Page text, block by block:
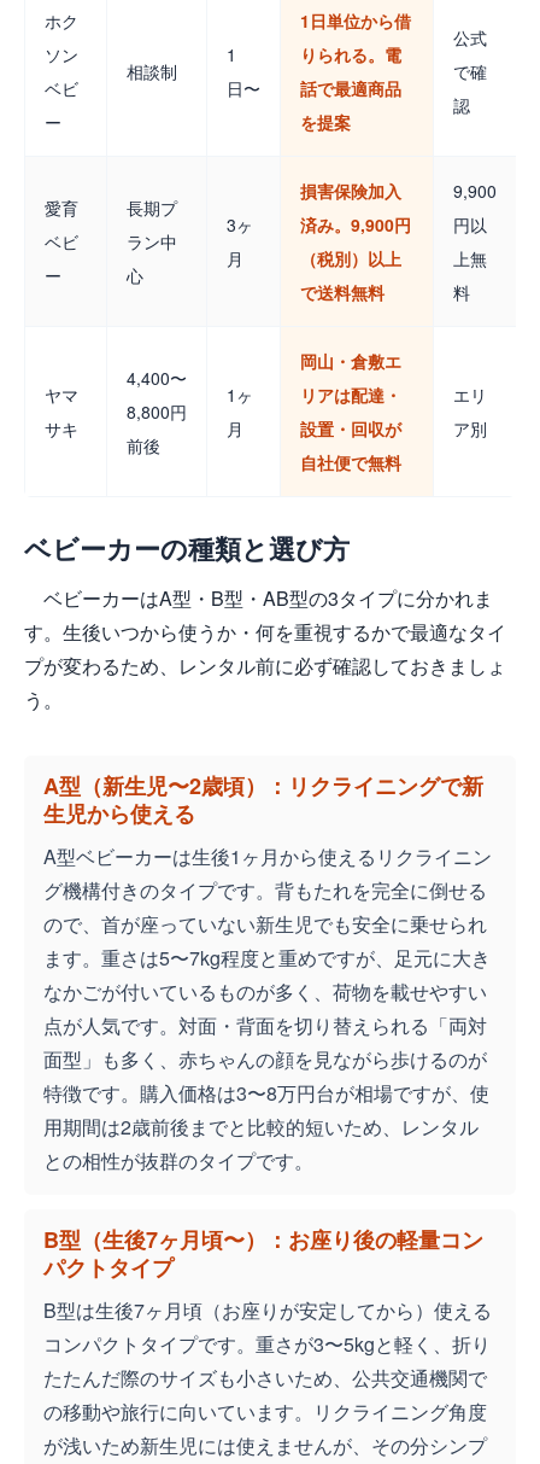
ホク
ソン
ベビ
ー
相談制
1
日〜
1日単位から借
りられる。電
話で最適商品
を提案
公式
で確
認
愛育
ベビ
ー
長期プ
ラン中
心
3ヶ
月
損害保険加入
済み。9,900円
（税別）以上
で送料無料
9,900
円以
上無
料
ヤマ
サキ
4,400〜
8,800円
前後
1ヶ
月
岡山・倉敷エ
リアは配達・
設置・回収が
自社便で無料
エリ
ア別
ベビーカーの種類と選び方
ベビーカーはA型・B型・AB型の3タイプに分かれま
す。生後いつから使うか・何を重視するかで最適なタイ
プが変わるため、レンタル前に必ず確認しておきましょ
う。
A型（新生児〜2歳頃）：リクライニングで新
生児から使える
A型ベビーカーは生後1ヶ月から使えるリクライニン
グ機構付きのタイプです。背もたれを完全に倒せる
ので、首が座っていない新生児でも安全に乗せられ
ます。重さは5〜7kg程度と重めですが、足元に大き
なかごが付いているものが多く、荷物を載せやすい
点が人気です。対面・背面を切り替えられる「両対
面型」も多く、赤ちゃんの顔を見ながら歩けるのが
特徴です。購入価格は3〜8万円台が相場ですが、使
用期間は2歳前後までと比較的短いため、レンタル
との相性が抜群のタイプです。
B型（生後7ヶ月頃〜）：お座り後の軽量コン
パクトタイプ
B型は生後7ヶ月頃（お座りが安定してから）使える
コンパクトタイプです。重さが3〜5kgと軽く、折り
たたんだ際のサイズも小さいため、公共交通機関で
の移動や旅行に向いています。リクライニング角度
が浅いため新生児には使えませんが、その分シンプ